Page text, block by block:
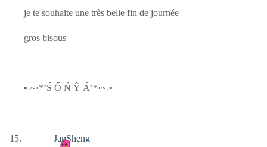
je te souhaite une très belle fin de journée
gros bisous
•-~·*’Ś Ő Ń Ŷ Á’*·~-•
JanSheng